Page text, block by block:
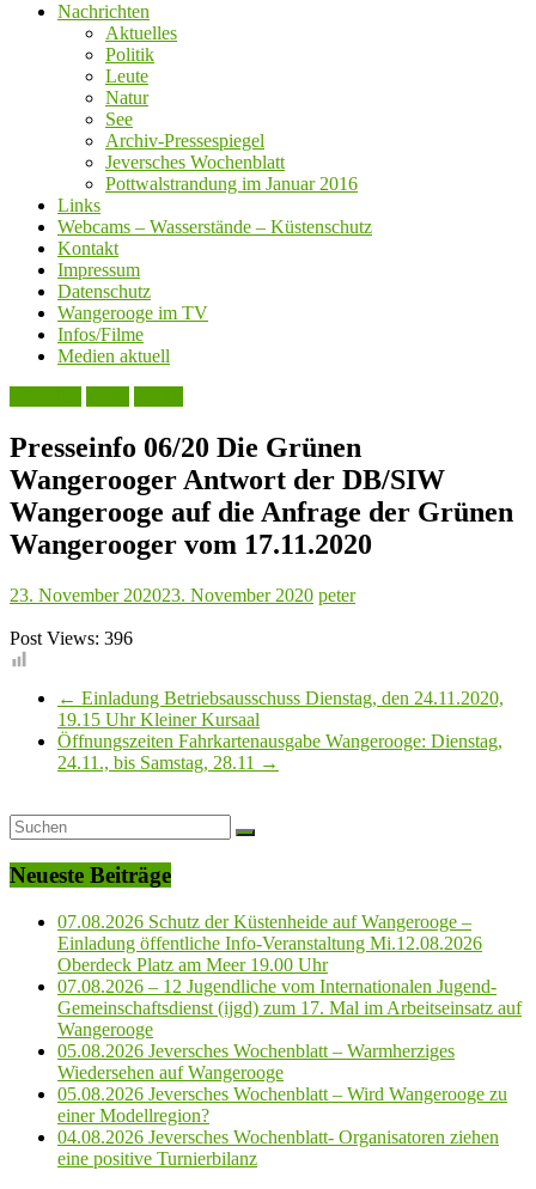
Nachrichten
Aktuelles
Politik
Leute
Natur
See
Archiv-Pressespiegel
Jeversches Wochenblatt
Pottwalstrandung im Januar 2016
Links
Webcams – Wasserstände – Küstenschutz
Kontakt
Impressum
Datenschutz
Wangerooge im TV
Infos/Filme
Medien aktuell
Presseinfo 06/20 Die Grünen
Wangerooger Antwort der DB/SIW
Wangerooge auf die Anfrage der Grünen
Wangerooger vom 17.11.2020
23. November 202023. November 2020 peter
Post Views: 396
← Einladung Betriebsausschuss Dienstag, den 24.11.2020,
19.15 Uhr Kleiner Kursaal
Öffnungszeiten Fahrkartenausgabe Wangerooge: Dienstag,
24.11., bis Samstag, 28.11 →
Neueste Beiträge
07.08.2026 Schutz der Küstenheide auf Wangerooge –
Einladung öffentliche Info-Veranstaltung Mi.12.08.2026
Oberdeck Platz am Meer 19.00 Uhr
07.08.2026 – 12 Jugendliche vom Internationalen Jugend-
Gemeinschaftsdienst (ijgd) zum 17. Mal im Arbeitseinsatz auf
Wangerooge
05.08.2026 Jeversches Wochenblatt – Warmherziges
Wiedersehen auf Wangerooge
05.08.2026 Jeversches Wochenblatt – Wird Wangerooge zu
einer Modellregion?
04.08.2026 Jeversches Wochenblatt- Organisatoren ziehen
eine positive Turnierbilanz